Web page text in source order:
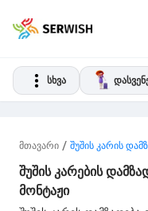
სხვა
მთავარი / შუშის კარის
შუშის კარების
მონტაჟი